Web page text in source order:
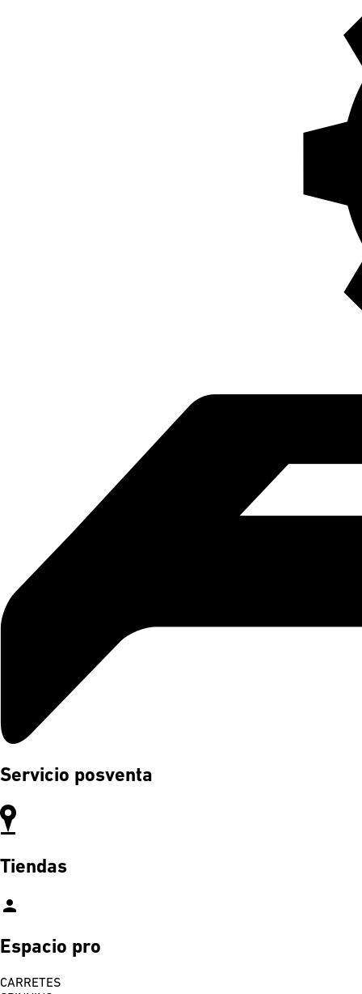
Servicio posventa
Tiendas
person
Espacio pro
CARRETES